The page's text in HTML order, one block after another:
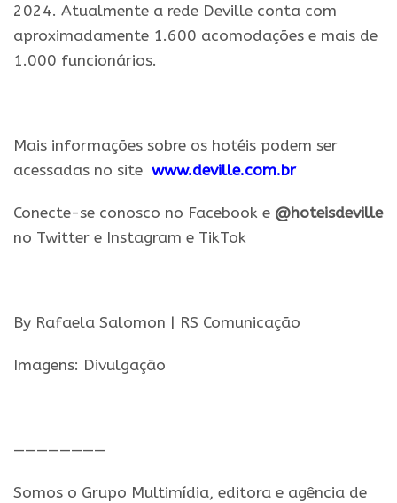
2024. Atualmente a rede Deville conta com
aproximadamente 1.600 acomodações e mais de
1.000 funcionários.
Mais informações sobre os hotéis podem ser
acessadas no site www.deville.com.br
Conecte-se conosco no Facebook e @hoteisdeville
no Twitter e Instagram e TikTok
By Rafaela Salomon | RS Comunicação
Imagens: Divulgação
————————
Somos o Grupo Multimídia, editora e agência de